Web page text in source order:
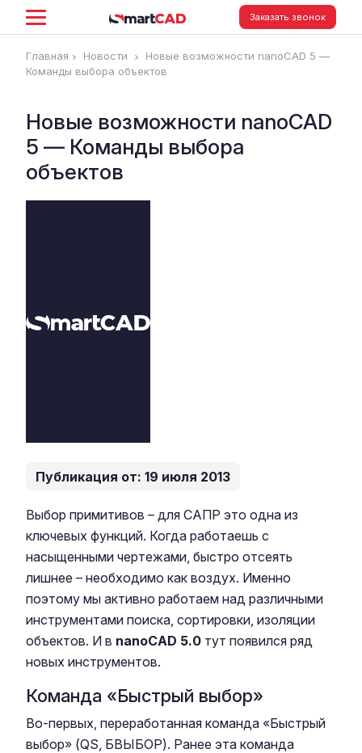
Заказать звонок
Главная Новости
Новые возможности nanoCAD 5 —
Команды выбора объектов
Новые возможности nanoCAD
5 — Команды выбора
объектов
Публикация от: 19 июля 2013
Выбор примитивов – для САПР это одна из
ключевых функций. Когда работаешь с
насыщенными чертежами, быстро отсеять
лишнее – необходимо как воздух. Именно
поэтому мы активно работаем над различными
инструментами поиска, сортировки, изоляции
объектов. И в nanoCAD 5.0 тут появился ряд
новых инструментов.
Команда «Быстрый выбор»
Во-первых, переработанная команда «Быстрый
выбор» (QS, БВЫБОР). Ранее эта команда